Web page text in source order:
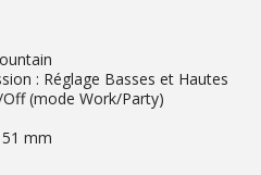
: Réglage Basses et Hautes
(mode Work/Party)
mm